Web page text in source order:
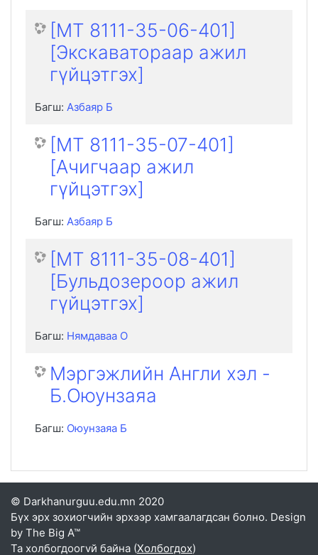
[MT 8111-35-06-401]
[Экскаватораар ажил
гүйцэтгэх]
Багш: Азбаяр Б
[MT 8111-35-07-401]
[Ачигчаар ажил
гүйцэтгэх]
Багш: Азбаяр Б
[MT 8111-35-08-401]
[Бульдозероор ажил
гүйцэтгэх]
Багш: Нямдаваа О
Мэргэжлийн Англи хэл -
Б.Оюунзаяа
Багш: Оюунзаяа Б
© Darkhanurguu.edu.mn 2020
Бүх эрх зохиогчийн эрхээр хамгаалагдсан болно. Design
by The Big A™
Та холбогдоогvй байна (Холбогдох)